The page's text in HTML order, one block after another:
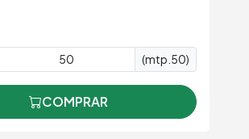
(mtp.50)
COMPRAR